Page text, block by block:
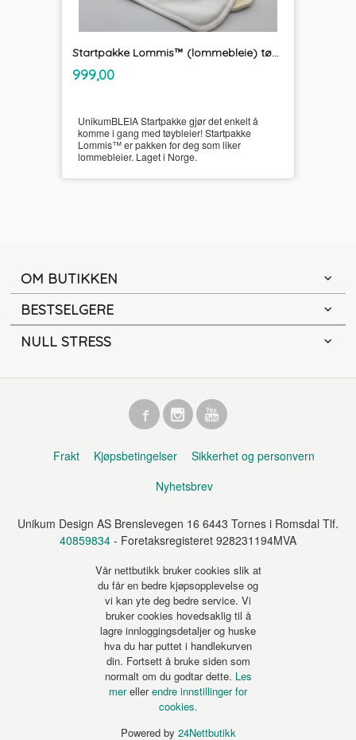
Startpakke Lommis™ (lommebleie) tøybleier
Pris
999,00mva.
UnikumBLEIA Startpakke gjør det enkelt å
komme i gang med tøybleier! Startpakke
Lommis™ er pakken for deg som liker
lommebleier. Laget i Norge.
OM BUTIKKEN
BESTSELGERE
NULL STRESS
Frakt Kjøpsbetingelser
Sikkerhet og personvern
Nyhetsbrev
Unikum Design AS Brenslevegen 16 6443 Tornes i Romsdal Tlf.
40859834 - Foretaksregisteret 928231194MVA
Vår nettbutikk bruker cookies slik at
du får en bedre kjøpsopplevelse og
vi kan yte deg bedre service. Vi
bruker cookies hovedsaklig til å
lagre innloggingsdetaljer og huske
hva du har puttet i handlekurven
din. Fortsett å bruke siden som
normalt om du godtar dette. Les
merellerendre innstillinger for
cookies.
Powered by 24Nettbutikk